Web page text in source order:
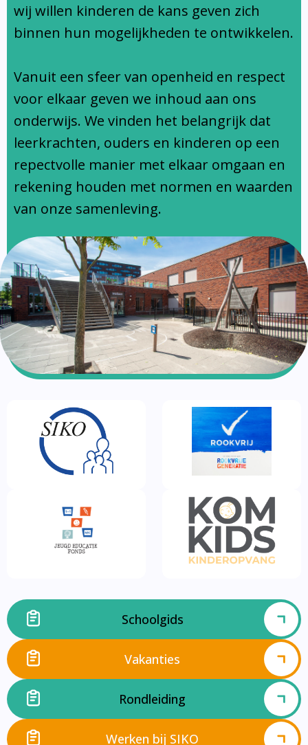
Ondersteuningsprofiel
wij willen kinderen de kans geven zich
binnen hun mogelijkheden te ontwikkelen.
Vanuit een sfeer van openheid en respect
voor elkaar geven we inhoud aan ons
onderwijs. We vinden het belangrijk dat
leerkrachten, ouders en kinderen op een
repectvolle manier met elkaar omgaan en
rekening houden met normen en waarden
van onze samenleving.
Schoolgids
Vakanties
Rondleiding
Werken bij SIKO